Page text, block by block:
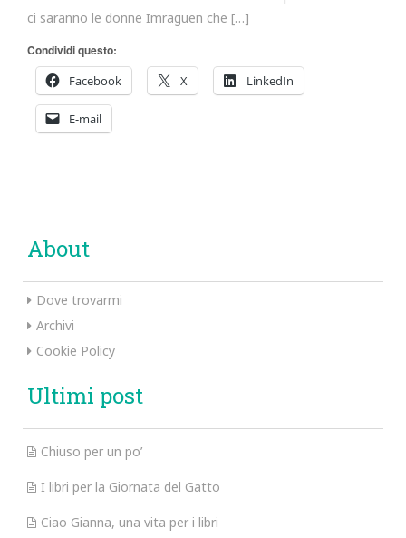
ci saranno le donne Imraguen che […]
Condividi questo:
Facebook
X LinkedIn
E-mail
About
Dove trovarmi
Archivi
Cookie Policy
Ultimi post
Chiuso per un po’
I libri per la Giornata del Gatto
Ciao Gianna, una vita per i libri